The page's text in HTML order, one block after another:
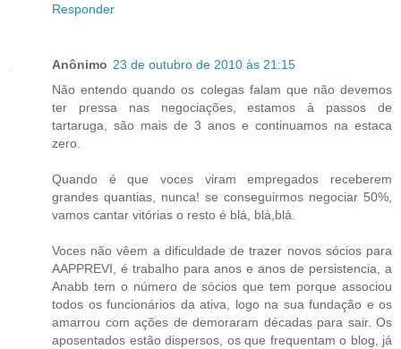
Responder
Anônimo 23 de outubro de 2010 às 21:15
Não entendo quando os colegas falam que não devemos
ter pressa nas negociações, estamos à passos de
tartaruga, são mais de 3 anos e continuamos na estaca
zero.
Quando é que voces viram empregados receberem
grandes quantias, nunca! se conseguirmos negociar 50%,
vamos cantar vitórias o resto é blá, blá,blá.
Voces não vêem a dificuldade de trazer novos sócios para
AAPPREVI, é trabalho para anos e anos de persistencia, a
Anabb tem o número de sócios que tem porque associou
todos os funcionários da ativa, logo na sua fundação e os
amarrou com ações de demoraram décadas para sair. Os
aposentados estão dispersos, os que frequentam o blog, já